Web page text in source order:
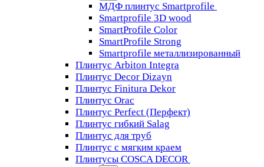
МДФ плинтус Smartprofile
Smartprofile 3D wood
SmartProfile Color
SmartProfile Strong
Smartprofile металлизированный
Плинтус Arbiton Integra
Плинтус Decor Dizayn
Плинтус Finitura Dekor
Плинтус Orac
Плинтус Perfect (Перфект)
Плинтус гибкий Salag
Плинтус для труб
Плинтус с мягким краем
Плинтусы COSCA DECOR